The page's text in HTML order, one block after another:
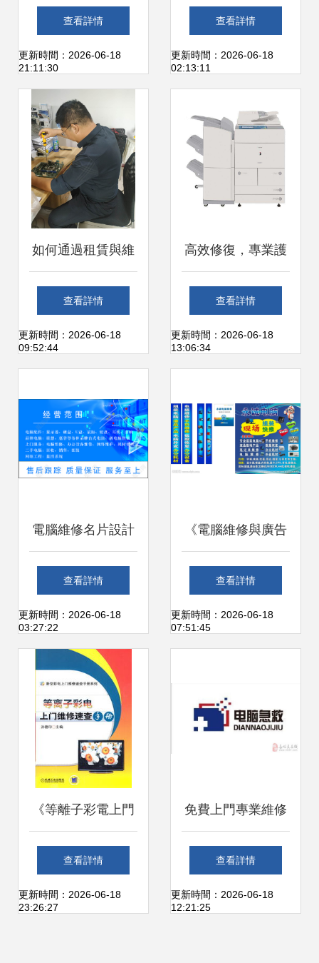
煙重慶卷煙廠不懼
高溫打好停產檢修
攻堅戰
查看詳情
更新時間：2026-06-18
21:11:30
修 計算機及辦公設
備維修全攻略
查看詳情
更新時間：2026-06-18
02:13:11
如何通過租賃與維
護降本增效
查看詳情
更新時間：2026-06-18
09:52:44
高效修復，專業護
航 靜安區佳能復印
機開機不亮問題解
查看詳情
更新時間：2026-06-18
13:06:34
電腦維修名片設計
藍色簡約中的專業
與信任
查看詳情
更新時間：2026-06-18
03:27:22
《電腦維修與廣告
設計的視覺融合 計
算機及辦公設備維
庫》
查看詳情
更新時間：2026-06-18
07:51:45
《等離子彩電上門
維修速查手冊》 科
技維修的實戰寶典
查看詳情
更新時間：2026-06-18
23:26:27
免費上門專業維修
電腦及辦公設備，
助力高效辦公零煩
查看詳情
更新時間：2026-06-18
12:21:25